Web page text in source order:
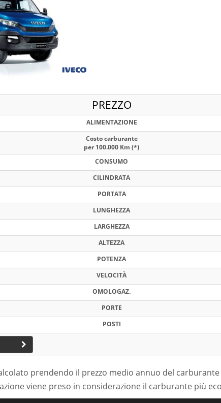
PREZZO
ALIMENTAZIONE
Costo carburante
per 100.000 Km (*)
CONSUMO
CILINDRATA
PORTATA
LUNGHEZZA
LARGHEZZA
ALTEZZA
POTENZA
VELOCITÀ
OMOLOGAZ.
PORTE
POSTI
prendendo il prezzo medio annuo del carburante
viene preso in considerazione il carburante più